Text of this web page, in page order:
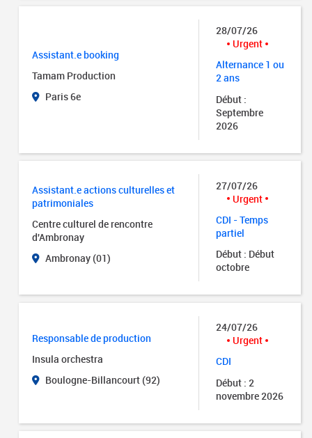
Assistant.e booking
Tamam Production
Paris 6e
28/07/26
Urgent
Alternance 1 ou
2 ans
Début :
Septembre
2026
Assistant.e actions culturelles et
patrimoniales
Centre culturel de rencontre
d'Ambronay
Ambronay (01)
27/07/26
Urgent
CDI - Temps
partiel
Début : Début
octobre
Responsable de production
Insula orchestra
Boulogne-Billancourt (92)
24/07/26
Urgent
CDI
Début : 2
novembre 2026